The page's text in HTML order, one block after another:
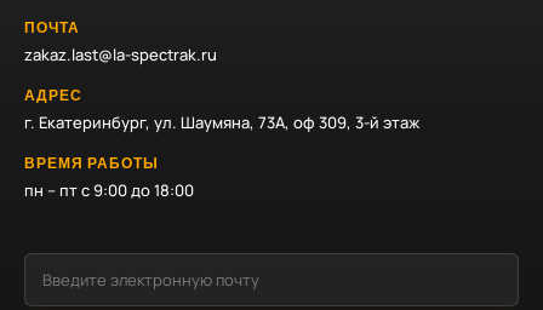
ПОЧТА
zakaz.last@la-spectrak.ru
АДРЕС
г. Екатеринбург, ул. Шаумяна, 73А, оф 309, 3-й этаж
ВРЕМЯ РАБОТЫ
пн – пт с 9:00 до 18:00